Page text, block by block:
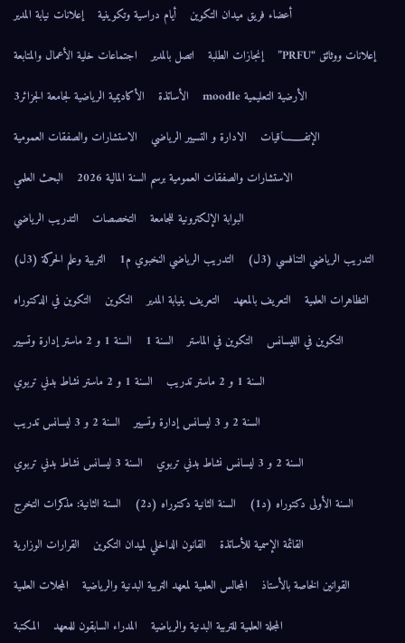
أعضاء فريق ميدان التكوين
أيام دراسية وتكوينية
إعلانات نيابة المدير
إعلانات ووثائق “PRFU”
إنجازات الطلبة اتصل بالمدير
اجتماعات خلية الأعمال والمتابعة
الأرضية التعليمية moodle
الأساتذة
الأكاديمية الرياضية لجامعة الجزائر3
الإتفــــــاقيات
الادارة و التسيير الرياضي
الاستشارات والصفقات العمومية
الاستشارات والصفقات العمومية برسم السنة المالية 2026
البحث العلمي
البوابة الإلكترونية للجامعة
التخصصات
التدريب الرياضي
التدريب الرياضي التنافسي (3ل)
التدريب الرياضي النخبوي م1
التربية وعلم الحركة (3ل)
التظاهرات العلمية
التعريف بالمعهد التعريف بنيابة المدير التكوين
التكوين في الدكتوراه
التكوين في الليسانس
التكوين في الماستر السنة 1
السنة 1 و 2 ماستر إدارة وتسيير
السنة 1 و 2 ماستر تدريب
السنة 1 و 2 ماستر نشاط بدني تربوي
السنة 2 و 3 ليسانس إدارة وتسيير
السنة 2 و 3 ليسانس تدريب
السنة 2 و 3 ليسانس نشاط بدني تربوي
السنة 3 ليسانس نشاط بدني تربوي
السنة الأولى دكتوراه (د1)
السنة الثانية دكتوراه (د2)
السنة الثانية: مذكرات التخرج
القائمة الإسمية للأساتذة
القانون الداخلي لميدان التكوين
القرارات الوزارية
القوانين الخاصة بالأستاذ
المجالس العلمية لمعهد التربية البدنية والرياضية
المجلات العلمية
المجلة العلمية للتربية البدنية والرياضية
المدراء السابقون للمعهد
المكتبة